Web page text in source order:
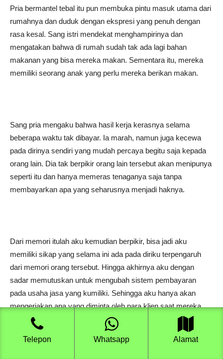
Pria bermantel tebal itu pun membuka pintu masuk utama dari
rumahnya dan duduk dengan ekspresi yang penuh dengan
rasa kesal. Sang istri mendekat menghampirinya dan
mengatakan bahwa di rumah sudah tak ada lagi bahan
makanan yang bisa mereka makan. Sementara itu, mereka
memiliki seorang anak yang perlu mereka berikan makan.
Sang pria mengaku bahwa hasil kerja kerasnya selama
beberapa waktu tak dibayar. Ia marah, namun juga kecewa
pada dirinya sendiri yang mudah percaya begitu saja kepada
orang lain. Dia tak berpikir orang lain tersebut akan menipunya
seperti itu dan hanya memeras tenaganya saja tanpa
membayarkan apa yang seharusnya menjadi haknya.
Dari memori itulah aku kemudian berpikir, bisa jadi aku
memiliki sikap yang selama ini ada pada diriku terpengaruh
dari memori orang tersebut. Hingga akhirnya aku dengan
sadar memutuskan untuk mengubah sistem pembayaran
pada usaha jasa yang kumiliki. Sehingga aku hanya akan
mengerjakan apa yang diminta oleh para klien saat mereka
membayarkan uang jasanya di awal secara tunai.
Telepon Whatsapp Alamat